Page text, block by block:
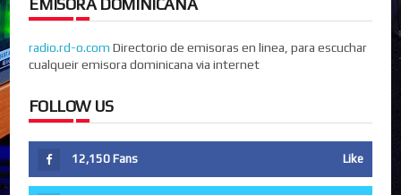
EMISORA DOMINICANA
radio.rd-o.com Directorio de emisoras en linea, para escuchar
cualqueir emisora dominicana via internet
FOLLOW US
12,150 Fans Like